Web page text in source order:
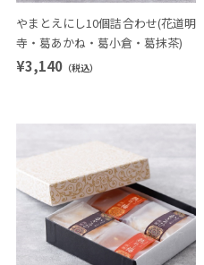
やまとえにし10個詰合わせ(花道明
寺・葛あかね・葛小倉・葛抹茶)
¥3,140（税込）